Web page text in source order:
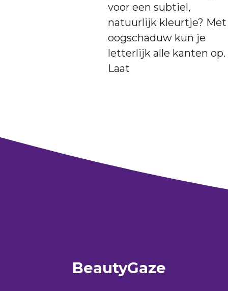
voor een subtiel,
natuurlijk kleurtje? Met
oogschaduw kun je
letterlijk alle kanten op.
Laat
BeautyGaze